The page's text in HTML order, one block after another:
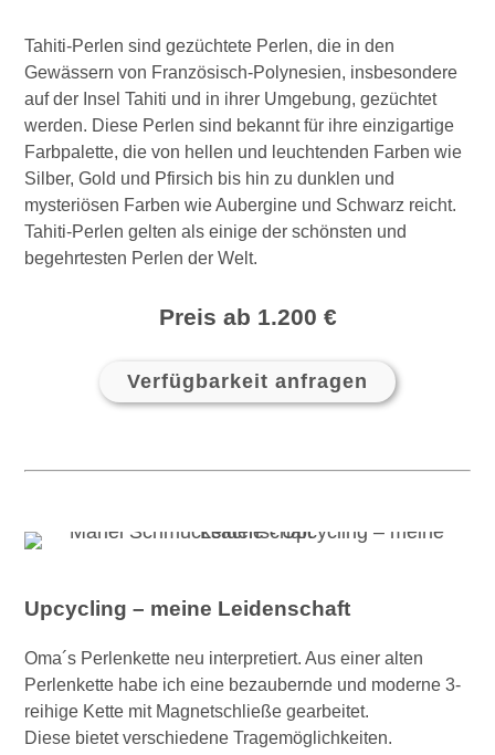
Tahiti-Perlen sind gezüchtete Perlen, die in den
Gewässern von Französisch-Polynesien, insbesondere
auf der Insel Tahiti und in ihrer Umgebung, gezüchtet
werden. Diese Perlen sind bekannt für ihre einzigartige
Farbpalette, die von hellen und leuchtenden Farben wie
Silber, Gold und Pfirsich bis hin zu dunklen und
mysteriösen Farben wie Aubergine und Schwarz reicht.
Tahiti-Perlen gelten als einige der schönsten und
begehrtesten Perlen der Welt.
Preis ab 1.200 €
Verfügbarkeit anfragen
Upcycling – meine Leidenschaft
Oma´s Perlenkette neu interpretiert. Aus einer alten
Perlenkette habe ich eine bezaubernde und moderne 3-
reihige Kette mit Magnetschließe gearbeitet.
Diese bietet verschiedene Tragemöglichkeiten.